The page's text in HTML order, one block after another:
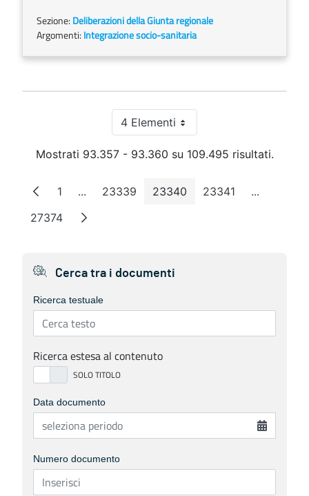
Sezione: Deliberazioni della Giunta regionale
Argomenti: Integrazione socio-sanitaria
4 ElementiPer pagina
Mostrati 93.357 - 93.360 su 109.495 risultati.
Pagina
1 ...Pagine intermedie
Pagina
23339 Pagina
23340 Pagina
23341 ...Pagine
Pagina
27374
Cerca tra i documenti
Ricerca testuale
Ricerca estesa al contenuto
Data documento
Numero documento